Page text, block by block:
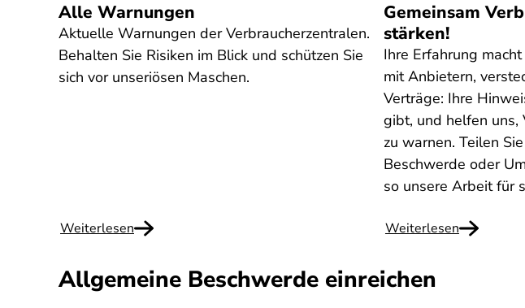
Alle Warnungen
Aktuelle Warnungen der Verbraucherzentralen.
Behalten Sie Risiken im Blick und schützen Sie
sich vor unseriösen Maschen.
Weiterlesen
Gemeinsam
stärken!
Ihre Erfahrung
mit Anbietern,
Verträge: Ihre
gibt, und helfen uns,
zu warnen. Teilen
Beschwerde oder
so unsere Arbeit für
Weiterlesen
Allgemeine Beschwerde einreichen